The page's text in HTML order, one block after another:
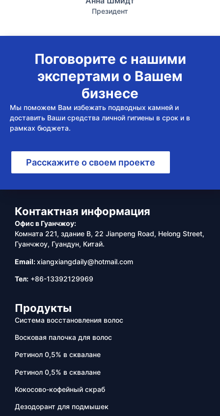
Президент
Поговорите с нашими
экспертами о Вашем
бизнесе
Мы поможем Вам избежать подводных камней и
доставить Ваши средства личной гигиены в срок и в
рамках бюджета.
Расскажите о своем проекте
Контактная информация
Офис в Гуанчжоу:
Комната 221, здание B, 22 Jianpeng Road, Helong Street,
Гуанчжоу, Гуандун, Китай.
Email:xiangxiangdaily@hotmail.com
Тел: +86-13392129969
Продукты
Система восстановления волос
Восковая палочка для волос
Ретинол 0,5% в сквалане
Ретинол 0,5% в сквалане
Кокосово-кофейный скраб
Дезодорант для подмышек